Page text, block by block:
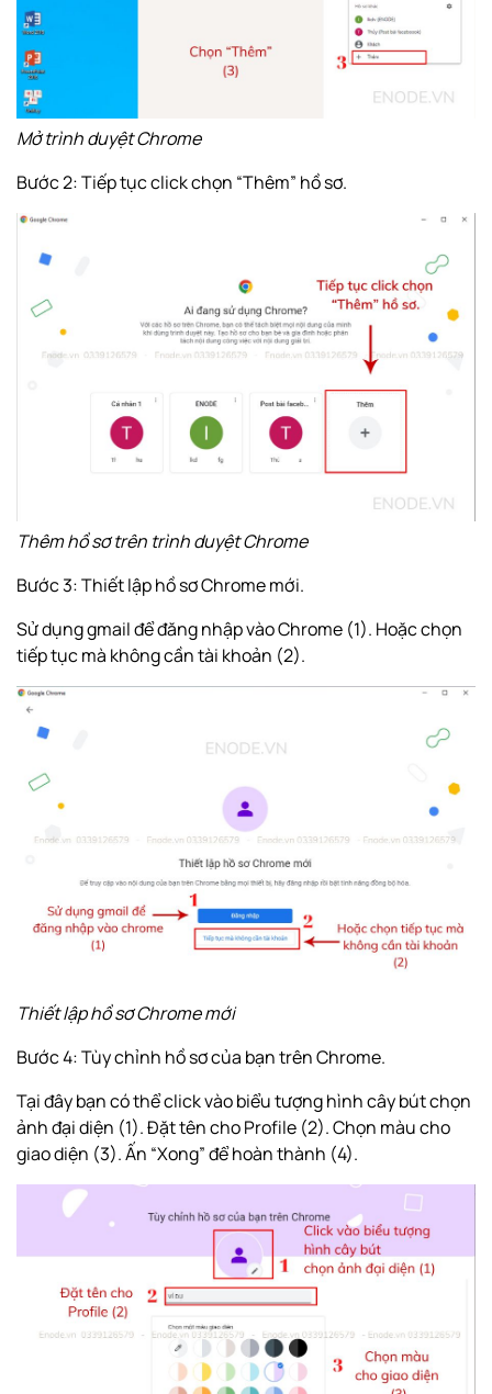
Mở trình duyệt Chrome
Bước 2: Tiếp tục click chọn “Thêm” hồ sơ.
Thêm hồ sơ trên trình duyệt Chrome
Bước 3: Thiết lập hồ sơ Chrome mới.
Sử dụng gmail để đăng nhập vào Chrome (1). Hoặc chọn
tiếp tục mà không cần tài khoản (2).
Thiết lập hồ sơ Chrome mới
Bước 4: Tùy chỉnh hồ sơ của bạn trên Chrome.
Tại đây bạn có thể click vào biểu tượng hình cây bút chọn
ảnh đại diện (1). Đặt tên cho Profile (2). Chọn màu cho
giao diện (3). Ấn “Xong” để hoàn thành (4).